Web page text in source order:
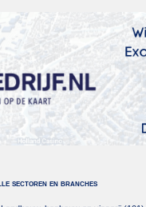
sectoren en branches